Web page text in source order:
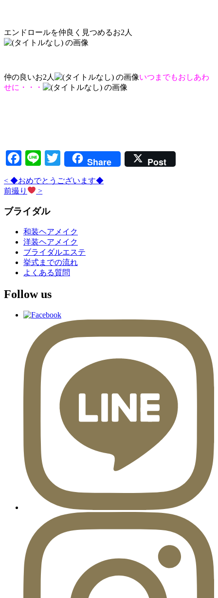
エンドロールを仲良く見つめるお2人
仲の良いお2人
いつまでもおしあわ
せに・・・
Facebook
LineTwitter
Share Post
< ◆おめでとうございます◆
前撮り
>
ブライダル
和装ヘアメイク
洋装ヘアメイク
ブライダルエステ
挙式までの流れ
よくある質問
Follow us